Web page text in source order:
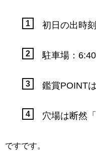
初日の出時
駐車場：
鑑賞POINT
穴場は断然
ですです。